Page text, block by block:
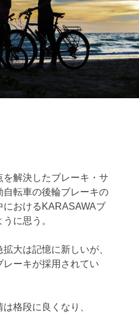
解決したブレーキ・サ
転車の後輪ブレーキの
におけるKARASAWAブ
に思う。
大は記憶に新しいが、
ーキが採用されてい
格段に良くなり、